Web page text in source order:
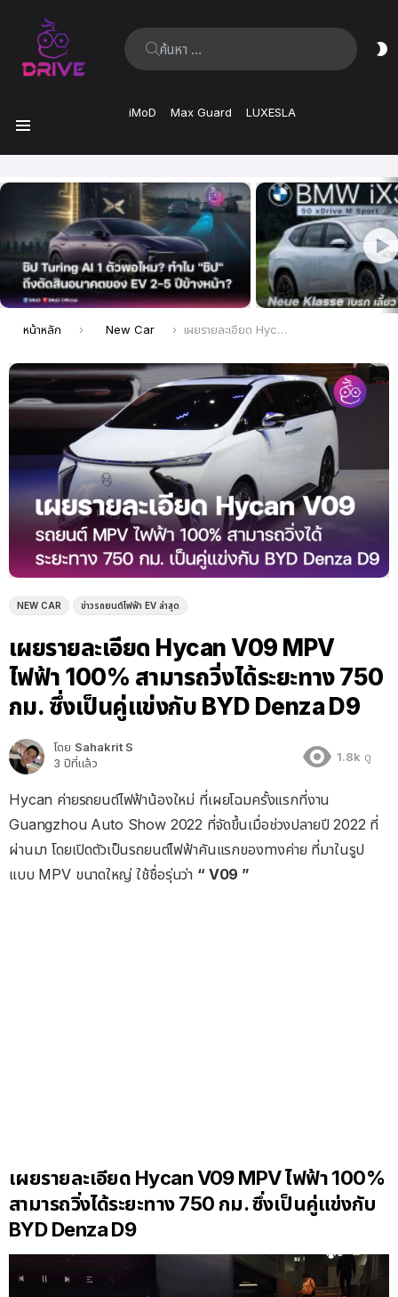
ค้นหา:
iMoD Max Guard LUXESLA
ล่าสุด
คุณอยู่ที่นี่:
หน้าหลัก New Car เผยรายละเอียด Hycan V09 MPV ไฟฟ้า 100% สามารถวิ่งได้ระยะทาง 750 กม. ซึ่งเป็นคู่แข่งกับ BYD Denza D9
NEW CAR ข่าวรถยนต์ไฟฟ้า EV ล่าสุด
เผยรายละเอียด Hycan V09 MPV
ไฟฟ้า 100% สามารถวิ่งได้ระยะทาง 750
กม. ซึ่งเป็นคู่แข่งกับ BYD Denza D9
โดย Sahakrit S
3 ปีที่แล้ว
1.8k ดู
Hycan ค่ายรถยนต์ไฟฟ้าน้องใหม่ ที่เผยโฉมครั้งแรกที่งาน
Guangzhou Auto Show 2022 ที่จัดขึ้นเมื่อช่วงปลายปี 2022 ที่
ผ่านมา โดยเปิดตัวเป็นรถยนต์ไฟฟ้าคันแรกของทางค่าย ที่มาในรูป
แบบ MPV ขนาดใหญ่ ใช้ชื่อรุ่นว่า “ V09 ”
เผยรายละเอียด Hycan V09 MPV ไฟฟ้า 100%
สามารถวิ่งได้ระยะทาง 750 กม. ซึ่งเป็นคู่แข่งกับ
BYD Denza D9